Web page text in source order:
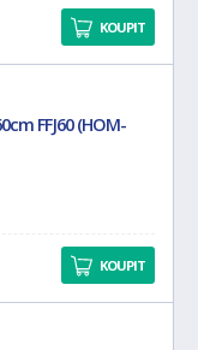
KOUPIT
FFJ60 (HOM-
KOUPIT